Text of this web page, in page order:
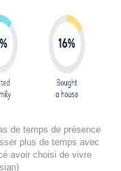
de temps de présence
plus de temps avec
avoir choisi de vivre